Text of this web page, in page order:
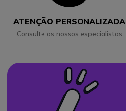
ATENÇÃO PERSONALIZADA
Consulte os nossos especialistas